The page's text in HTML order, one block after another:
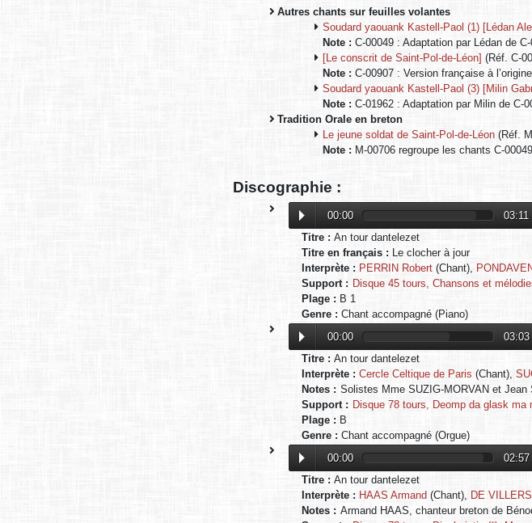
Autres chants sur feuilles volantes
Soudard yaouank Kastell-Paol (1) [Lédan
Note : C-00049 : Adaptation par Lédan de C-
[Le conscrit de Saint-Pol-de-Léon] (Réf. C-
Note : C-00907 : Version française à
Soudard yaouank Kastell-Paol (3) [Milin
Note : C-01962 : Adaptation par Milin de C-
Tradition Orale en breton
Le jeune soldat de Saint-Pol-de-Léon(Réf.
Note : M-00706 regroupe les chants C-
Discographie :
00:00
03:11
Titre :An tour dantelezet
Titre en français : Le clocher à jour
Interprète : PERRIN Robert (Chant),
Support : Disque 45 tours, Chansons et
Plage : B 1
Genre : Chant accompagné (Piano)
00:00
03:03
Titre :An tour dantelezet
Interprète : Cercle Celtique de Paris (Chant),
Notes : Solistes Mme SUZIG-MORVAN et Jean
Support : Disque 78 tours, Deomp da glask
Plage : B
Genre : Chant accompagné (Orgue)
00:00
02:57
Titre :An tour dantelezet
Interprète : HAAS Armand (Chant), DE
Notes : Armand HAAS, chanteur breton de